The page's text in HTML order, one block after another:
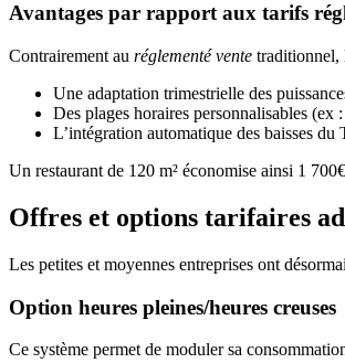
Avantages par rapport aux tarifs
Contrairement au réglementé vente traditionnel,
Une adaptation trimestrielle des
Des plages horaires personnalisables (ex :
L’intégration automatique des baisses du
Un restaurant de 120 m² économise ainsi 1
Offres et options tarifaires
Les petites et moyennes entreprises ont
Option heures pleines/heures creuses
Ce système permet de moduler sa